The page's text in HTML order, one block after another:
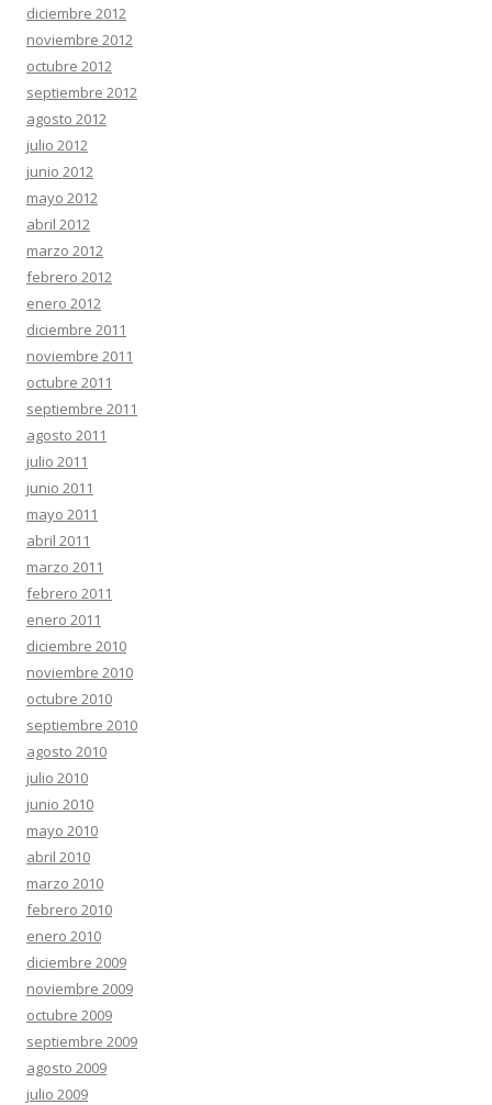
diciembre 2012
noviembre 2012
octubre 2012
septiembre 2012
agosto 2012
julio 2012
junio 2012
mayo 2012
abril 2012
marzo 2012
febrero 2012
enero 2012
diciembre 2011
noviembre 2011
octubre 2011
septiembre 2011
agosto 2011
julio 2011
junio 2011
mayo 2011
abril 2011
marzo 2011
febrero 2011
enero 2011
diciembre 2010
noviembre 2010
octubre 2010
septiembre 2010
agosto 2010
julio 2010
junio 2010
mayo 2010
abril 2010
marzo 2010
febrero 2010
enero 2010
diciembre 2009
noviembre 2009
octubre 2009
septiembre 2009
agosto 2009
julio 2009